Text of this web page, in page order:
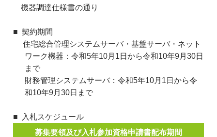
機器調達仕様書の通り
契約期間
住宅総合管理システムサーバ・基盤サーバ・ネット
ワーク機器：令和5年10月1日から令和10年9月30日
まで
財務管理システムサーバ：令和5年10月1日から令
和10年9月30日まで
入札スケジュール
募集要領及び入札参加資格申請書配布期間